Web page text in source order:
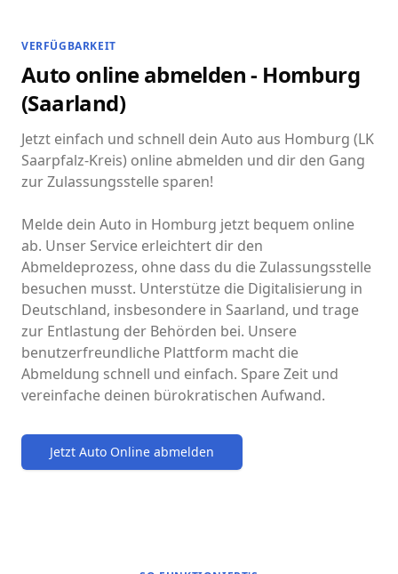
VERFÜGBARKEIT
Auto online abmelden - Homburg
(Saarland)
Jetzt einfach und schnell dein Auto aus Homburg (LK
Saarpfalz-Kreis) online abmelden und dir den Gang
zur Zulassungsstelle sparen!
Melde dein Auto in Homburg jetzt bequem online
ab. Unser Service erleichtert dir den
Abmeldeprozess, ohne dass du die Zulassungsstelle
besuchen musst. Unterstütze die Digitalisierung in
Deutschland, insbesondere in Saarland, und trage
zur Entlastung der Behörden bei. Unsere
benutzerfreundliche Plattform macht die
Abmeldung schnell und einfach. Spare Zeit und
vereinfache deinen bürokratischen Aufwand.
Jetzt Auto Online abmelden